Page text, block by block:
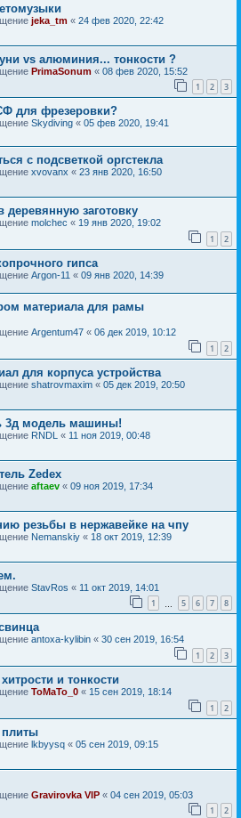
jeka_tm « 24 фев 2020, 22:42
vs алюминия... тонкости ?
PrimaSonum « 08 фев 2020, 15:52
1 2 3
для фрезеровки?
Skydiving « 05 фев 2020, 19:41
с подсветкой оргстекла
xvovanx « 23 янв 2020, 16:50
деревянную заготовку
molchec « 19 янв 2020, 19:02
1 2
гипса
Argon-11 « 09 янв 2020, 14:39
материала для рамы
Argentum47 « 06 дек 2019, 10:12
1 2
для корпуса устройства
shatrovmaxim « 05 дек 2019, 20:50
3д модель машины!
RNDL « 11 ноя 2019, 00:48
Zedex
aftaev « 09 ноя 2019, 17:34
резьбы в нержавейке на чпу
Nemanskiy « 18 окт 2019, 12:39
StavRos « 11 окт 2019, 14:01
1 5 6 7 8
antoxa-kylibin « 30 сен 2019, 16:54
1 2 3
и тонкости
ToMaTo_0 « 15 сен 2019, 18:14
1 2
lkbyysq « 05 сен 2019, 09:15
Gravirovka VIP « 04 сен 2019, 05:03
1 2